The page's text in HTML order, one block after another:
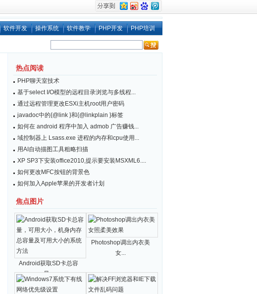
软件开发 操作系统 软件教学 PHP开发 PHP培训
热点阅读
PHP聊天室技术
基于select I/O模型的远程目录浏览与多线程...
通过远程管理更改ESXi主机root用户密码
javadoc中的{@link }和{@linkplain }标签
如何在 android 程序中加入 admob 广告赚钱...
域控制器上 Lsass.exe 进程的内存和cpu使用...
用AI自动描图工具粗略扫描
XP SP3下安装office2010,提示要安装MSXML6....
如何更改MFC按钮的背景色
如何加入Apple苹果的开发者计划
焦点图片
Android获取SD卡总容
量...
Photoshop调出内衣美
女...